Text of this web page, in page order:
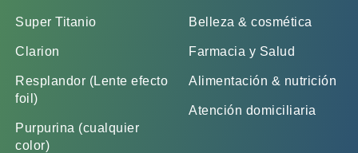
Super Titanio
Clarion
Resplandor (Lente efecto
foil)
Purpurina (cualquier
color)
Belleza & cosmética
Farmacia y Salud
Alimentación & nutrición
Atención domiciliaria